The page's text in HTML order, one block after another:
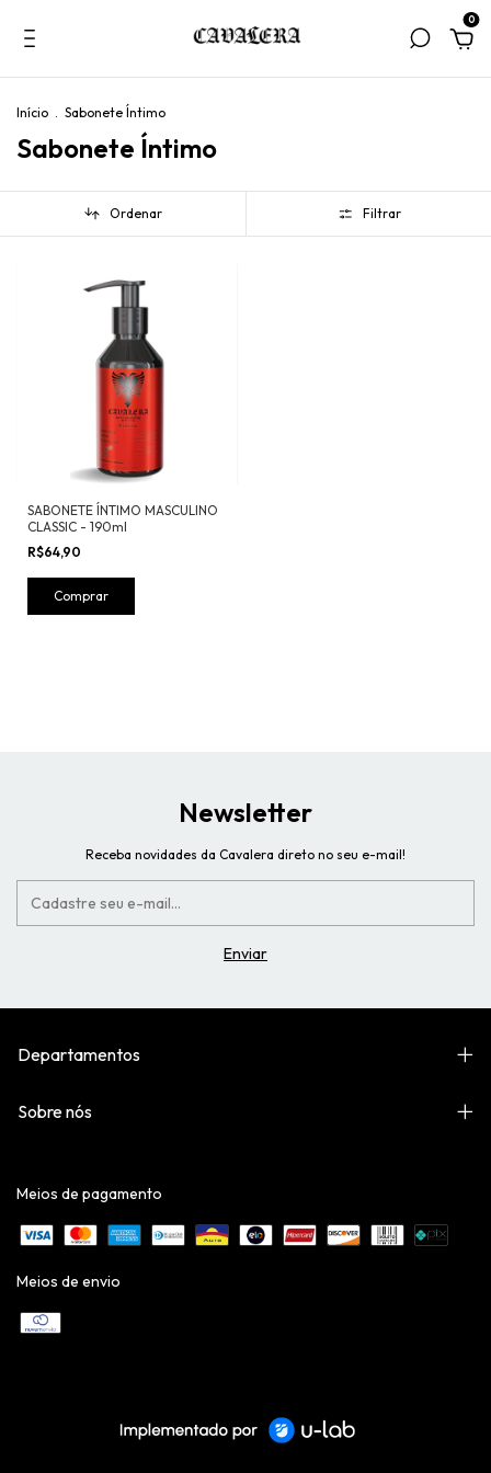
0
Início . Sabonete Íntimo
Sabonete Íntimo
Ordenar Filtrar
SABONETE ÍNTIMO MASCULINO
CLASSIC - 190ml
R$64,90
Newsletter
Receba novidades da Cavalera direto no seu e-mail!
Departamentos
Sobre nós
Meios de pagamento
Meios de envio